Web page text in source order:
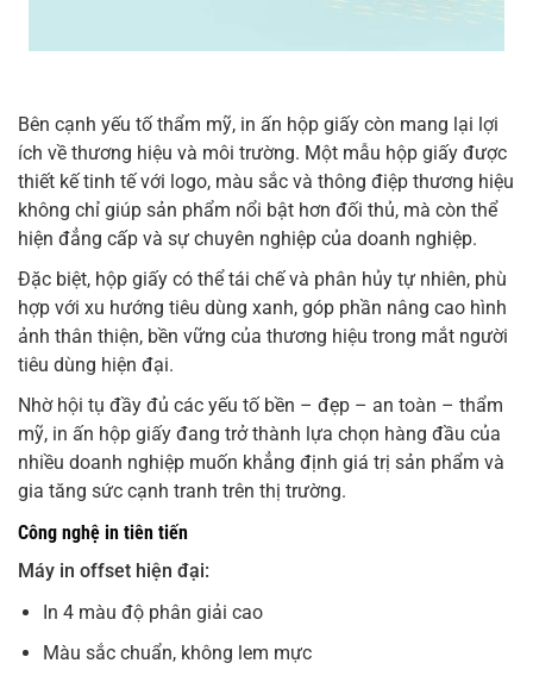
Bên cạnh yếu tố thẩm mỹ, in ấn hộp giấy còn mang lại lợi
ích về thương hiệu và môi trường. Một mẫu hộp giấy được
thiết kế tinh tế với logo, màu sắc và thông điệp thương hiệu
không chỉ giúp sản phẩm nổi bật hơn đối thủ, mà còn thể
hiện đẳng cấp và sự chuyên nghiệp của doanh nghiệp.
Đặc biệt, hộp giấy có thể tái chế và phân hủy tự nhiên, phù
hợp với xu hướng tiêu dùng xanh, góp phần nâng cao hình
ảnh thân thiện, bền vững của thương hiệu trong mắt người
tiêu dùng hiện đại.
Nhờ hội tụ đầy đủ các yếu tố bền – đẹp – an toàn – thẩm
mỹ, in ấn hộp giấy đang trở thành lựa chọn hàng đầu của
nhiều doanh nghiệp muốn khẳng định giá trị sản phẩm và
gia tăng sức cạnh tranh trên thị trường.
Công nghệ in tiên tiến
Máy in offset hiện đại:
In 4 màu độ phân giải cao
Màu sắc chuẩn, không lem mực